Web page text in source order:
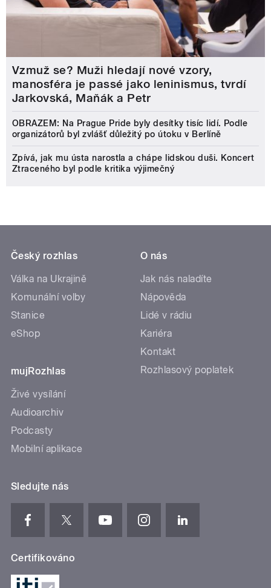
Vzmuž se? Muži hledají nové vzory,
manosféra je passé jako leninismus, tvrdí
Jarkovská, Maňák a Petr
OBRAZEM: Na Prague Pride byly desítky tisíc lidí. Podle
organizátorů byl zvlášť důležitý po útoku v Berlíně
Zpívá, jak mu ústa narostla a chápe lidskou duši. Koncert
Ztraceného byl podle kritika výjimečný
Český rozhlas
Válka na Ukrajině
Komunální volby
Stanice
eShop
mujRozhlas
Živé vysílání
Audioarchiv
Podcasty
Mobilní aplikace
O nás
Jak nás naladíte
Nápověda
Lidé v rádiu
Kariéra
Kontakt
Rozhlasový poplatek
Sledujte nás
Certifikováno